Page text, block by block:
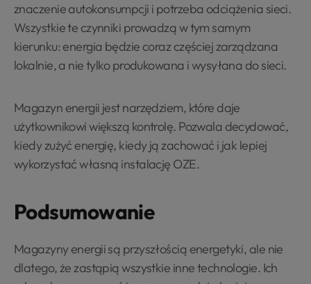
znaczenie autokonsumpcji i potrzeba odciążenia sieci.
Wszystkie te czynniki prowadzą w tym samym
kierunku: energia będzie coraz częściej zarządzana
lokalnie, a nie tylko produkowana i wysyłana do sieci.
Magazyn energii jest narzędziem, które daje
użytkownikowi większą kontrolę. Pozwala decydować,
kiedy zużyć energię, kiedy ją zachować i jak lepiej
wykorzystać własną instalację OZE.
Podsumowanie
Magazyny energii są przyszłością energetyki, ale nie
dlatego, że zastąpią wszystkie inne technologie. Ich